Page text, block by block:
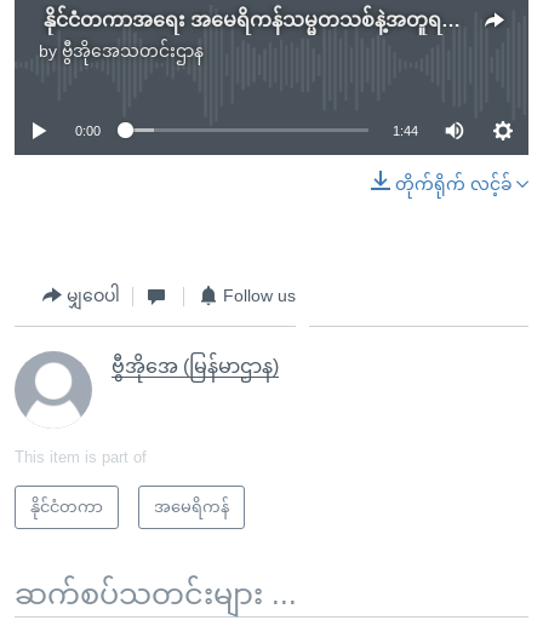
နိုင်ငံတကာအရေး အမေရိကန်သမ္မတသစ်နဲ့အတူရင်ဆိုင်ဖို့ နေတိုးအကြီးအကဲလိုလား
by ဗွီအိုအေသတင်းဌာန
No media source currently available
0:00 1:44
တိုက်ရိုက် လင့်ခ်
မျှဝေပါ Follow us
ဗွီအိုအေ (မြန်မာဌာန)
This item is part of
နိုင်ငံတကာ အမေရိကန်
ဆက်စပ်သတင်းများ ...